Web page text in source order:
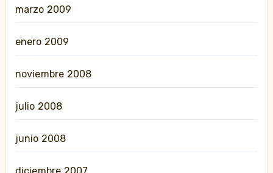
marzo 2009
enero 2009
noviembre 2008
julio 2008
junio 2008